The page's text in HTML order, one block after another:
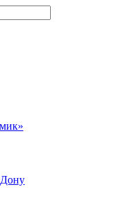
Дону